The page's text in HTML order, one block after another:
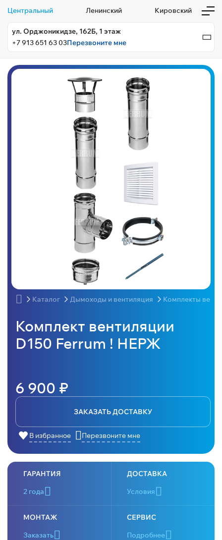
Центральный Ленинский Кировский
ул. Орджоникидзе, 162Б, 1 этаж
+7 913 651 63 03Перезвоните мне
Каталог Дымоходы и вентиляция Комплекты
Комплект вентиляции
D150 Ferrum ! НЕРЖ
6 900 ₽
ЗАКАЗАТЬ ДОСТАВКУ
В избранное Перезвоните мне
ГАРАНТИЯ
2 года
ДОСТАВКА
Условия
МОНТАЖ
Заказать
СЕРВИС
Подробнее